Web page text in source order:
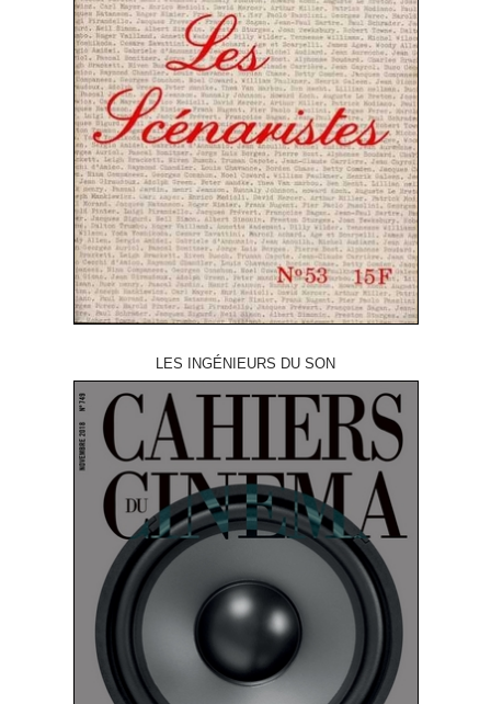
LES INGÉNIEURS DU SON